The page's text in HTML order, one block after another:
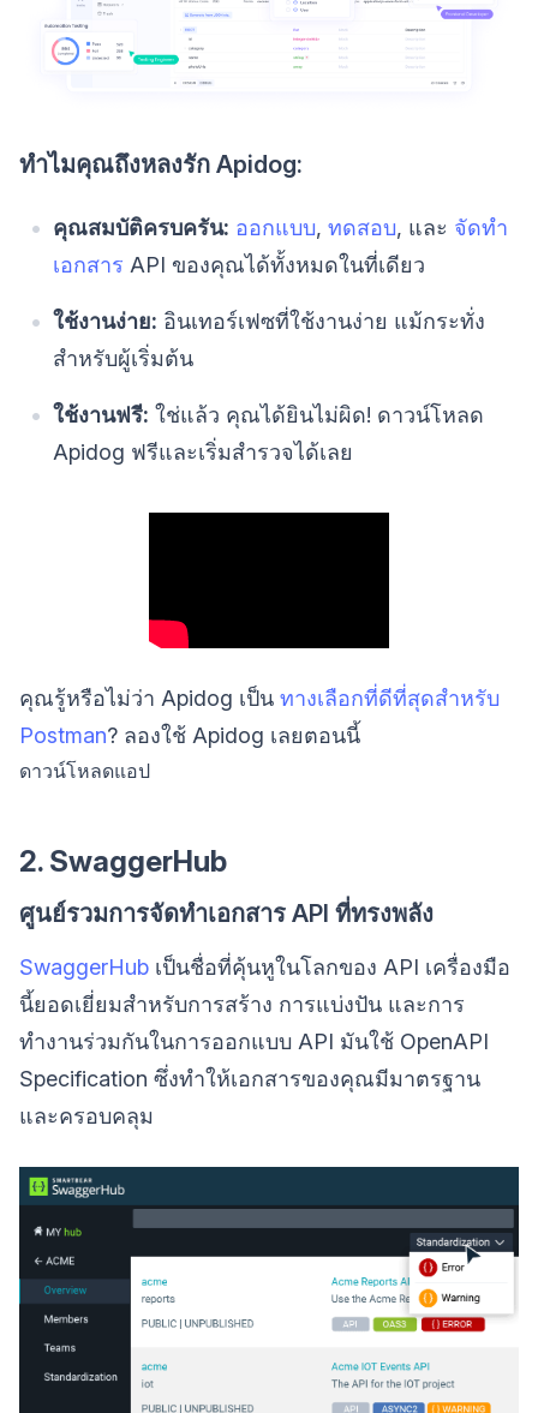
ทำไมคุณถึงหลงรัก Apidog:
คุณสมบัติครบครัน: ออกแบบ, ทดสอบ, และ จัดทำ
เอกสาร API ของคุณได้ทั้งหมดในที่เดียว
ใช้งานง่าย: อินเทอร์เฟซที่ใช้งานง่าย แม้กระทั่ง
สำหรับผู้เริ่มต้น
ใช้งานฟรี: ใช่แล้ว คุณได้ยินไม่ผิด! ดาวน์โหลด
Apidog ฟรีและเริ่มสำรวจได้เลย
คุณรู้หรือไม่ว่า Apidog เป็น ทางเลือกที่ดีที่สุดสำหรับ
Postman? ลองใช้ Apidog เลยตอนนี้
ดาวน์โหลดแอป
2. SwaggerHub
ศูนย์รวมการจัดทำเอกสาร API ที่ทรงพลัง
SwaggerHub เป็นชื่อที่คุ้นหูในโลกของ API เครื่องมือ
นี้ยอดเยี่ยมสำหรับการสร้าง การแบ่งปัน และการ
ทำงานร่วมกันในการออกแบบ API มันใช้ OpenAPI
Specification ซึ่งทำให้เอกสารของคุณมีมาตรฐาน
และครอบคลุม